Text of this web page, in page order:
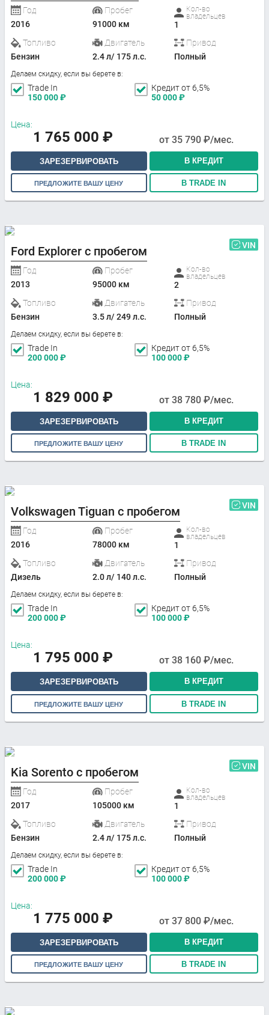
Год
2016
Пробег
91000 км
Кол-во
владельцев
1
Топливо
Бензин
Двигатель
2.4 л/ 175 л.с.
Привод
Полный
Делаем скидку, если вы берете в:
Trade In
150 000₽
Кредит от 6,5%
50 000₽
Цена:
1 765 000 ₽ от 35 790 ₽/мес.
ЗАРЕЗЕРВИРОВАТЬ В КРЕДИТ
ПРЕДЛОЖИТЕ ВАШУ ЦЕНУ В TRADE IN
Ford Explorer с пробегом VIN
Год
2013
Пробег
95000 км
Кол-во
владельцев
2
Топливо
Бензин
Двигатель
3.5 л/ 249 л.с.
Привод
Полный
Делаем скидку, если вы берете в:
Trade In
200 000₽
Кредит от 6,5%
100 000₽
Цена:
1 829 000 ₽ от 38 780 ₽/мес.
ЗАРЕЗЕРВИРОВАТЬ В КРЕДИТ
ПРЕДЛОЖИТЕ ВАШУ ЦЕНУ В TRADE IN
Volkswagen Tiguan с пробегом VIN
Год
2016
Пробег
78000 км
Кол-во
владельцев
1
Топливо
Дизель
Двигатель
2.0 л/ 140 л.с.
Привод
Полный
Делаем скидку, если вы берете в:
Trade In
200 000₽
Кредит от 6,5%
100 000₽
Цена:
1 795 000 ₽ от 38 160 ₽/мес.
ЗАРЕЗЕРВИРОВАТЬ В КРЕДИТ
ПРЕДЛОЖИТЕ ВАШУ ЦЕНУ В TRADE IN
Kia Sorento с пробегом VIN
Год
2017
Пробег
105000 км
Кол-во
владельцев
1
Топливо
Бензин
Двигатель
2.4 л/ 175 л.с.
Привод
Полный
Делаем скидку, если вы берете в:
Trade In
200 000₽
Кредит от 6,5%
100 000₽
Цена:
1 775 000 ₽ от 37 800 ₽/мес.
ЗАРЕЗЕРВИРОВАТЬ В КРЕДИТ
ПРЕДЛОЖИТЕ ВАШУ ЦЕНУ В TRADE IN